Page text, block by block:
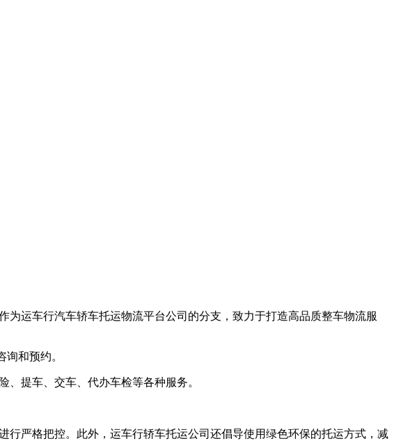
运车行汽车轿车托运物流平台公司的分支，致力于打造高品质整车物流服
和预约。
提车、交车、代办车检等各种服务。
严格把控。此外，运车行轿车托运公司还倡导使用绿色环保的托运方式，减